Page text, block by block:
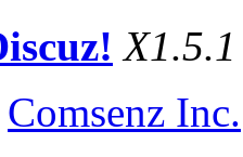
X1.5.1
Comsenz Inc.